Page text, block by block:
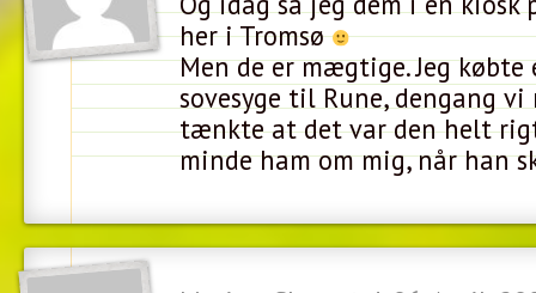
her i Tromsø
Men de er mægtige. Jeg købte
sovesyge til Rune, dengang vi
tænkte at det var den helt
minde ham om mig, når han